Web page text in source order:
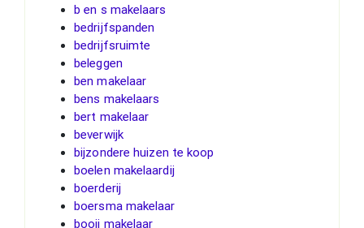
b en s makelaars
bedrijfspanden
bedrijfsruimte
beleggen
ben makelaar
bens makelaars
bert makelaar
beverwijk
bijzondere huizen te koop
boelen makelaardij
boerderij
boersma makelaar
booij makelaar